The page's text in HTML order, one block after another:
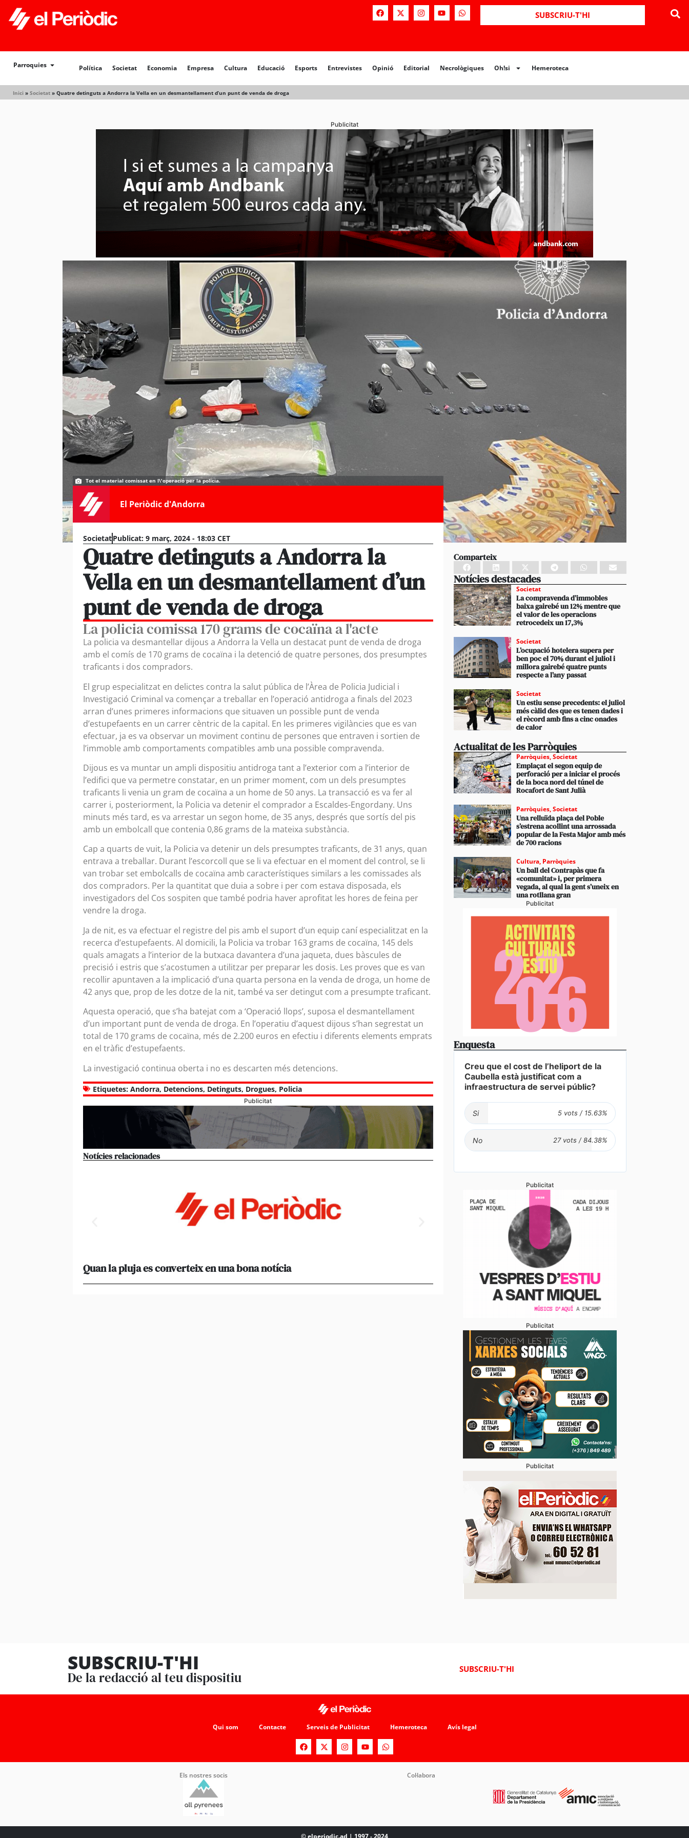
SUBSCRIU-T'HI
Parroquies Política Societat Economia Empresa Cultura Educació Esports Entrevistes Opinió Editorial Necrològiques Oh!si Hemeroteca
Inici » Societat » Quatre detinguts a Andorra la Vella en un desmantellament d’un punt de venda de droga
Política Societat Opinió Editorial Necrològiques Hemeroteca
Publicitat
Tot el material comissat en l\'operació per la policia.
El Periòdic d'Andorra
SocietatPublicat: 9 març, 2024 - 18:03 CET
Quatre detinguts a Andorra la
Vella en un desmantellament d’un
punt de venda de droga
La policia comissa 170 grams de cocaïna a l'acte
La policia va desmantellar dijous a Andorra la Vella un destacat punt de venda de droga
amb el comís de 170 grams de cocaïna i la detenció de quatre persones, dos presumptes
traficants i dos compradors.
El grup especialitzat en delictes contra la salut pública de l’Àrea de Policia Judicial i
Investigació Criminal va començar a treballar en l’operació antidroga a finals del 2023
arran d’unes primeres informacions que situaven un possible punt de venda
d’estupefaents en un carrer cèntric de la capital. En les primeres vigilàncies que es van
efectuar, ja es va observar un moviment continu de persones que entraven i sortien de
l’immoble amb comportaments compatibles amb una possible compravenda.
Dijous es va muntar un ampli dispositiu antidroga tant a l’exterior com a l’interior de
l’edifici que va permetre constatar, en un primer moment, com un dels presumptes
traficants li venia un gram de cocaïna a un home de 50 anys. La transacció es va fer al
carrer i, posteriorment, la Policia va detenir el comprador a Escaldes-Engordany. Uns
minuts més tard, es va arrestar un segon home, de 35 anys, després que sortís del pis
amb un embolcall que contenia 0,86 grams de la mateixa substància.
Cap a quarts de vuit, la Policia va detenir un dels presumptes traficants, de 31 anys, quan
entrava a treballar. Durant l’escorcoll que se li va efectuar en el moment del control, se li
van trobar set embolcalls de cocaïna amb característiques similars a les comissades als
dos compradors. Per la quantitat que duia a sobre i per com estava disposada, els
investigadors del Cos sospiten que també podria haver aprofitat les hores de feina per
vendre la droga.
Ja de nit, es va efectuar el registre del pis amb el suport d’un equip caní especialitzat en la
recerca d’estupefaents. Al domicili, la Policia va trobar 163 grams de cocaïna, 145 dels
quals amagats a l’interior de la butxaca davantera d’una jaqueta, dues bàscules de
precisió i estris que s’acostumen a utilitzar per preparar les dosis. Les proves que es van
recollir apuntaven a la implicació d’una quarta persona en la venda de droga, un home de
42 anys que, prop de les dotze de la nit, també va ser detingut com a presumpte traficant.
Aquesta operació, que s’ha batejat com a ‘Operació llops’, suposa el desmantellament
d’un important punt de venda de droga. En l’operatiu d’aquest dijous s’han segrestat un
total de 170 grams de cocaïna, més de 2.200 euros en efectiu i diferents elements emprats
en el tràfic d’estupefaents.
La investigació continua oberta i no es descarten més detencions.
Etiquetes: Andorra, Detencions, Detinguts, Drogues, Policia
Publicitat
Notícies relacionades
Quan la pluja es converteix en una bona notícia [Amb vídeos] L’arribada d’una esperada i intensa
acompanyada de calamarsa no dona treva
Comparteix
Notícies destacades
Societat
La compravenda d’immobles
baixa gairebé un 12% mentre que
el valor de les operacions
retrocedeix un 17,3%
Societat
L’ocupació hotelera supera per
ben poc el 70% durant el juliol i
millora gairebé quatre punts
respecte a l’any passat
Societat
Un estiu sense precedents: el juliol
més càlid des que es tenen dades i
el rècord amb fins a cinc onades
de calor
Actualitat de les Parròquies
Parròquies,Societat
Emplaçat el segon equip de
perforació per a iniciar el procés
de la boca nord del túnel de
Rocafort de Sant Julià
Parròquies,Societat
Una relluïda plaça del Poble
s’estrena acollint una arrossada
popular de la Festa Major amb més
de 700 racions
Cultura, Parròquies
Un ball del Contrapàs que fa
«comunitat» i, per primera
vegada, al qual la gent s’uneix en
una rotllana gran
Publicitat
Enquesta
Creu que el cost de l’heliport de la
Caubella està justificat com a
infraestructura de servei públic?
Si
No
Publicitat
Publicitat
Publicitat
SUBSCRIU-T'HI
De la redacció al teu dispositiu
SUBSCRIU-T'HI
Qui som Contacte Serveis de Publicitat Hemeroteca Avís legal
Els nostres socis Col·labora
© elperiodic.ad | 1997 - 2024